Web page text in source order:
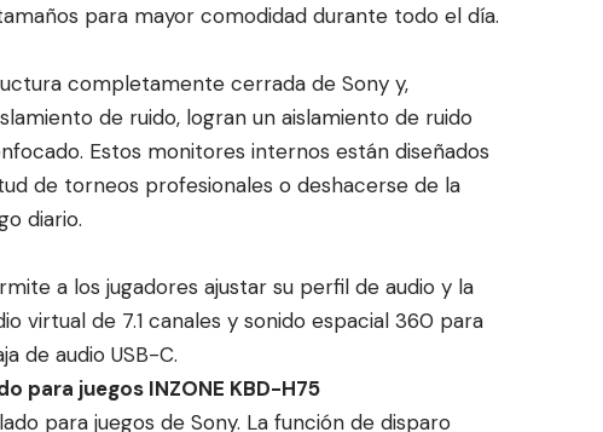
para mayor comodidad durante todo el día.
completamente cerrada de Sony y,
de ruido, logran un aislamiento de ruido
Estos monitores internos están diseñados
de torneos profesionales o deshacerse de la
diario.
a los jugadores ajustar su perfil de audio y la
virtual de 7.1 canales y sonido espacial 360 para
de audio USB-C.
para juegos INZONE KBD-H75
para juegos de Sony. La función de disparo